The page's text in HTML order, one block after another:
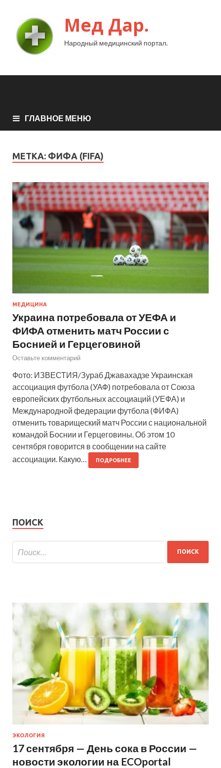
Мед Дар.
Народный медицинский портал.
ГЛАВНОЕ МЕНЮ
МЕТКА: ФИФА (FIFA)
МЕДИЦИНА
Украина потребовала от УЕФА и
ФИФА отменить матч России с
Боснией и Герцеговиной
Оставьте комментарий
Фото: ИЗВЕСТИЯ/Зураб Джавахадзе Украинская
ассоциация футбола (УАФ) потребовала от Союза
европейских футбольных ассоциаций (УЕФА) и
Международной федерации футбола (ФИФА)
отменить товарищеский матч России с национальной
командой Боснии и Герцеговины. Об этом 10
сентября говорится в сообщении на сайте
ассоциации. Какую…
ПОДРОБНЕЕ
ПОИСК
ЭКОЛОГИЯ
17 сентября — День сока в России —
новости экологии на ECOportal